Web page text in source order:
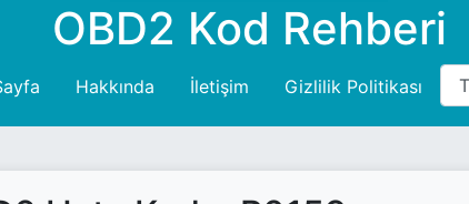
OBD2 Kod Rehberi
Hakkında İletişim Gizlilik Politikası